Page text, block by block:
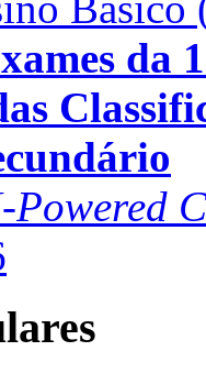
da
Powered